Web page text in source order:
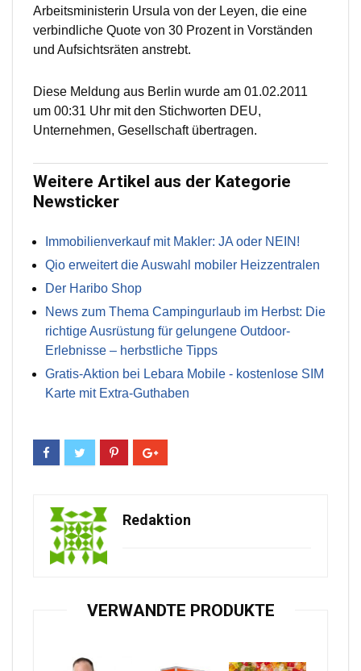
Arbeitsministerin Ursula von der Leyen, die eine
verbindliche Quote von 30 Prozent in Vorständen
und Aufsichtsräten anstrebt.
Diese Meldung aus Berlin wurde am 01.02.2011
um 00:31 Uhr mit den Stichworten DEU,
Unternehmen, Gesellschaft übertragen.
Weitere Artikel aus der Kategorie
Newsticker
Immobilienverkauf mit Makler: JA oder NEIN!
Qio erweitert die Auswahl mobiler Heizzentralen
Der Haribo Shop
News zum Thema Campingurlaub im Herbst: Die
richtige Ausrüstung für gelungene Outdoor-
Erlebnisse – herbstliche Tipps
Gratis-Aktion bei Lebara Mobile - kostenlose SIM
Karte mit Extra-Guthaben
Redaktion
VERWANDTE PRODUKTE